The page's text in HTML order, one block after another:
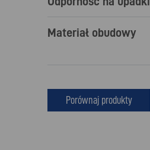
Materiał obudowy
Porównaj produkty